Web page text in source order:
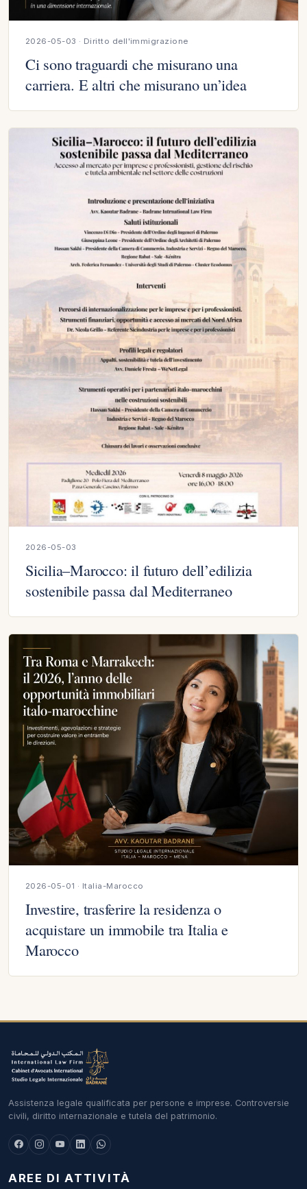
2026-05-03 · Diritto dell'immigrazione
Ci sono traguardi che misurano una
carriera. E altri che misurano un’idea
2026-05-03
Sicilia–Marocco: il futuro dell’edilizia
sostenibile passa dal Mediterraneo
2026-05-01 · Italia-Marocco
Investire, trasferire la residenza o
acquistare un immobile tra Italia e
Marocco
Assistenza legale qualificata per persone e imprese. Controversie
civili, diritto internazionale e tutela del patrimonio.
AREE DI ATTIVITÀ